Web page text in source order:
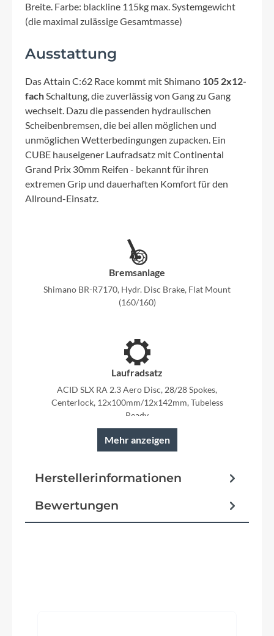
Breite. Farbe: blackline 115kg max. Systemgewicht
(die maximal zulässige Gesamtmasse)
Ausstattung
Das Attain C:62 Race kommt mit Shimano 105 2x12-
fachSchaltung, die zuverlässig von Gang zu Gang
wechselt. Dazu die passenden hydraulischen
Scheibenbremsen, die bei allen möglichen und
unmöglichen Wetterbedingungen zupacken. Ein
CUBE hauseigener Laufradsatz mit Continental
Grand Prix 30mm Reifen - bekannt für ihren
extremen Grip und dauerhaften Komfort für den
Allround-Einsatz.
Bremsanlage
Shimano BR-R7170, Hydr. Disc Brake, Flat Mount
(160/160)
Laufradsatz
ACID SLX RA 2.3 Aero Disc, 28/28 Spokes,
Centerlock, 12x100mm/12x142mm, Tubeless
Ready
Rahmen
C:62® Twin Mold Technology, Internal Cable
Routing, Integrated Seat Post Clamp, Flat Mount
Mehr anzeigen
Herstellerinformationen
Bewertungen